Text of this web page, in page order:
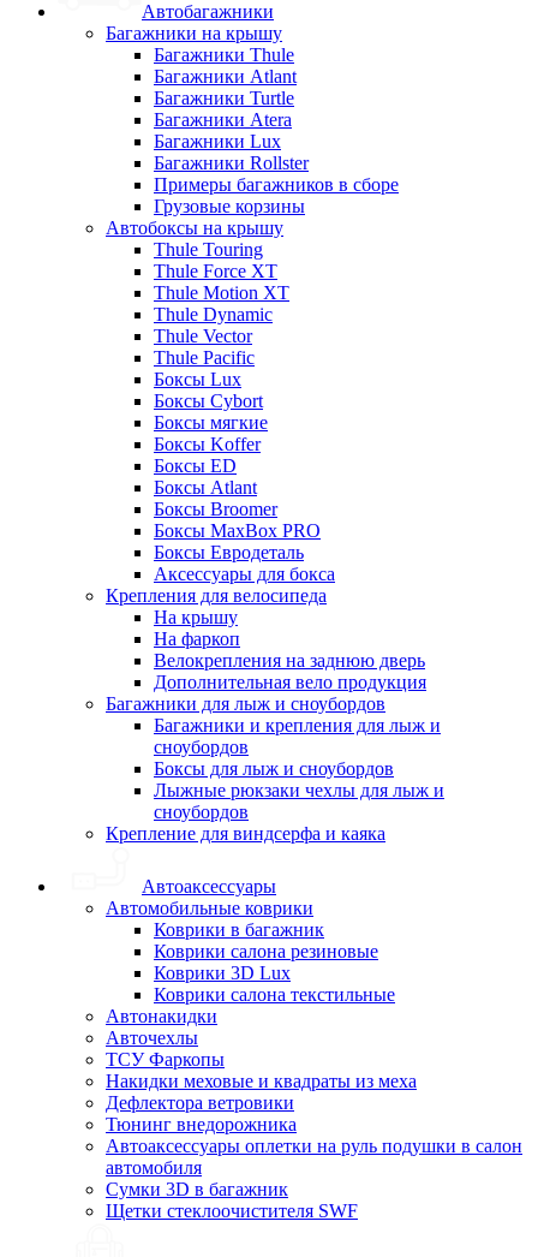
Автобагажники
Багажники на крышу
Багажники Thule
Багажники Atlant
Багажники Turtle
Багажники Atera
Багажники Lux
Багажники Rollster
Примеры багажников в сборе
Грузовые корзины
Автобоксы на крышу
Thule Touring
Thule Force XT
Thule Motion XT
Thule Dynamic
Thule Vector
Thule Pacific
Боксы Lux
Боксы Cybort
Боксы мягкие
Боксы Koffer
Боксы ED
Боксы Atlant
Боксы Broomer
Боксы MaxBox PRO
Боксы Евродеталь
Аксессуары для бокса
Крепления для велосипеда
На крышу
На фаркоп
Велокрепления на заднюю дверь
Дополнительная вело продукция
Багажники для лыж и сноубордов
Багажники и крепления для лыж и
сноубордов
Боксы для лыж и сноубордов
Лыжные рюкзаки чехлы для лыж и
сноубордов
Крепление для виндсерфа и каяка
Автоаксессуары
Автомобильные коврики
Коврики в багажник
Коврики салона резиновые
Коврики 3D Lux
Коврики салона текстильные
Автонакидки
Авточехлы
ТСУ Фаркопы
Накидки меховые и квадраты из меха
Дефлектора ветровики
Тюнинг внедорожника
Автоаксессуары оплетки на руль подушки в салон
автомобиля
Сумки 3D в багажник
Щетки стеклоочистителя SWF